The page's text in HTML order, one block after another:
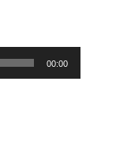
00:00